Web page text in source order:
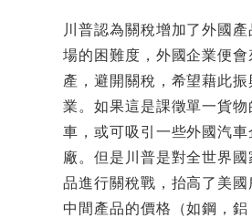
川普認為關稅增加了外國
場的困難度，外國企業便會
產，避開關稅，希望藉此
業。如果這是課徵單一貨
車，或可吸引一些外國汽車
廠。但是川普是對全世界國
品進行關稅戰，抬高了美國
中間產品的價格（如鋼，鋁